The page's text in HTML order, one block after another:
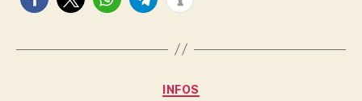
Kategorien
INFOS